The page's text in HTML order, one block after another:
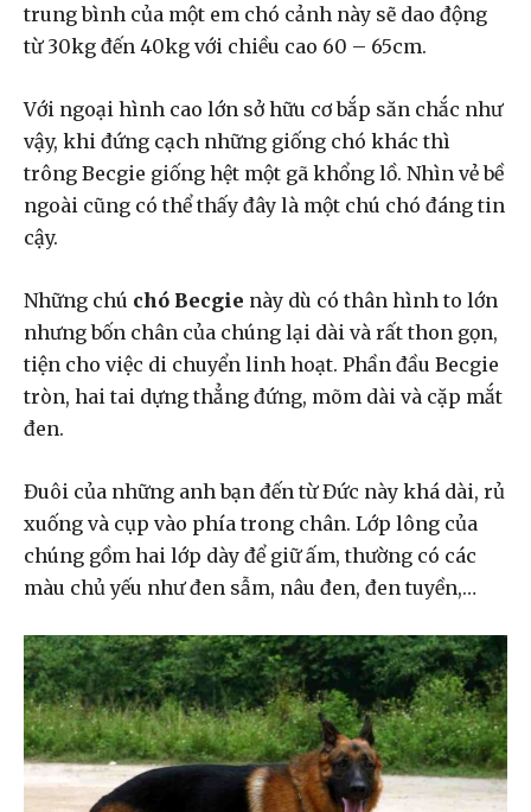
trung bình của một em chó cảnh này sẽ dao động
từ 30kg đến 40kg với chiều cao 60 – 65cm.
Với ngoại hình cao lớn sở hữu cơ bắp săn chắc như
vậy, khi đứng cạch những giống chó khác thì
trông Becgie giống hệt một gã khổng lồ. Nhìn vẻ bề
ngoài cũng có thể thấy đây là một chú chó đáng tin
cậy.
Những chú chó Becgie này dù có thân hình to lớn
nhưng bốn chân của chúng lại dài và rất thon gọn,
tiện cho việc di chuyển linh hoạt. Phần đầu Becgie
tròn, hai tai dựng thẳng đứng, mõm dài và cặp mắt
đen.
Đuôi của những anh bạn đến từ Đức này khá dài, rủ
xuống và cụp vào phía trong chân. Lớp lông của
chúng gồm hai lớp dày để giữ ấm, thường có các
màu chủ yếu như đen sẫm, nâu đen, đen tuyền,…